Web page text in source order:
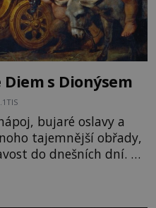
s Dionýsem
bujaré oslavy a
tajemnější obřady,
do dnešních dní. Co
jemuž Římané říkají